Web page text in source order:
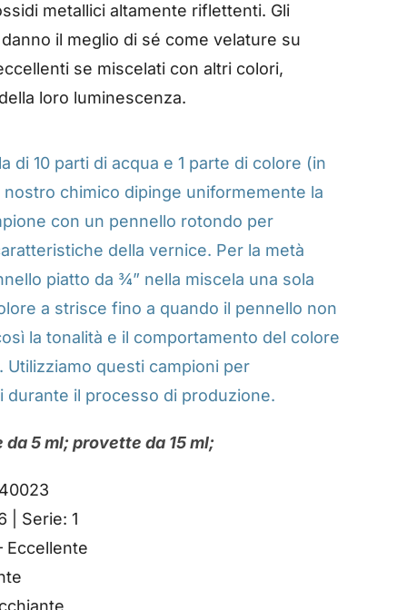
metallici altamente riflettenti. Gli
il meglio di sé come velature su
se miscelati con altri colori,
loro luminescenza.
di 10 parti di acqua e 1 parte di colore (in
chimico dipinge uniformemente la
con un pennello rotondo per
della vernice. Per la metà
piatto da ¾” nella miscela una sola
a strisce fino a quando il pennello non
la tonalità e il comportamento del colore
Utilizziamo questi campioni per
durante il processo di produzione.
5 ml; provette da 15 ml;
| Serie: 1
Eccellente